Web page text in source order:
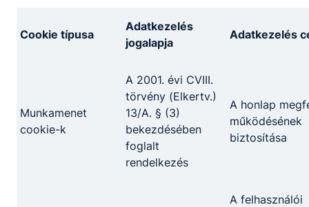
Cookie típusa
Adatkezelés
jogalapja
Adatkezelés
Munkamenet
cookie-k
A 2001. évi CVIII.
törvény (Elkertv.)
13/A. § (3)
bekezdésében
foglalt
rendelkezés
A honlap
működésének
biztosítása
A felhasználói